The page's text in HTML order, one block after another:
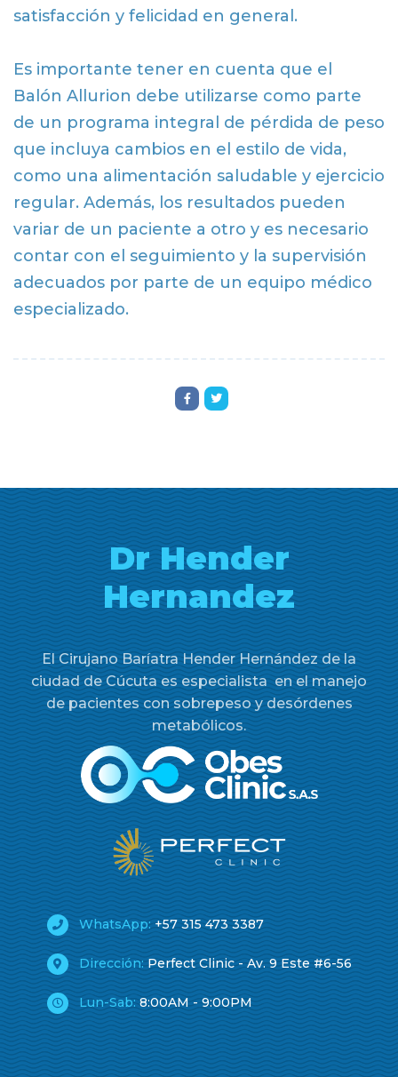
satisfacción y felicidad en general.
Es importante tener en cuenta que el
Balón Allurion debe utilizarse como parte
de un programa integral de pérdida de peso
que incluya cambios en el estilo de vida,
como una alimentación saludable y ejercicio
regular. Además, los resultados pueden
variar de un paciente a otro y es necesario
contar con el seguimiento y la supervisión
adecuados por parte de un equipo médico
especializado.
Dr Hender
Hernandez
El Cirujano Baríatra Hender Hernández de la
ciudad de Cúcuta es especialista en el manejo
de pacientes con sobrepeso y desórdenes
metabólicos.
WhatsApp: +57 315 473 3387
Dirección:Perfect Clinic - Av. 9 Este #6-56
Lun-Sab:8:00AM - 9:00PM